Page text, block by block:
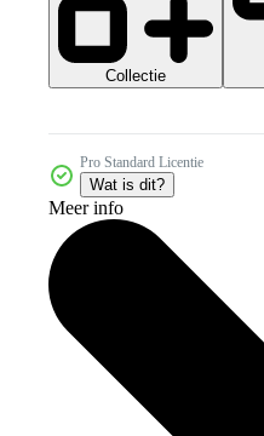
Collectie
Pro Standard Licentie
Wat is dit?
Meer info